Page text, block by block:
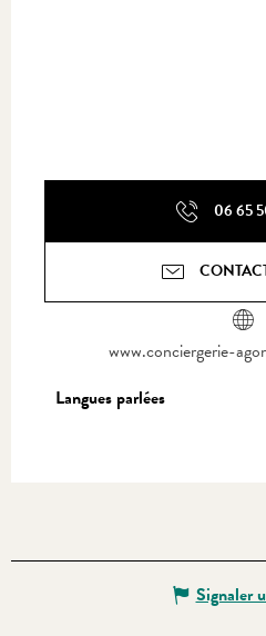
06 65
www.conciergerie-
Langues parlées
Langues parlées
Signaler